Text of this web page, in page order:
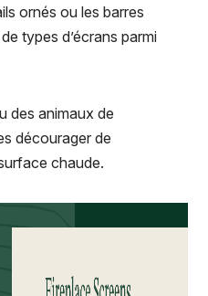
ornés ou les barres
types d’écrans parmi
des animaux de
décourager de
chaude.